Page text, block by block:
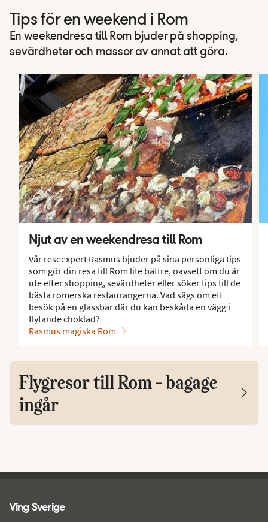
Tips för en weekend i Rom
En weekendresa till Rom bjuder på shopping,
sevärdheter och massor av annat att göra.
Njut av en weekendresa till Rom
Vår reseexpert Rasmus bjuder på sina personliga tips
som gör din resa till Rom lite bättre, oavsett om du är
ute efter shopping, sevärdheter eller söker tips till de
bästa romerska restaurangerna. Vad sägs om ett
besök på en glassbar där du kan beskåda en vägg i
flytande choklad?
Rasmus magiska Rom
Flygresor till Rom - bagage
ingår
Ving Sverige